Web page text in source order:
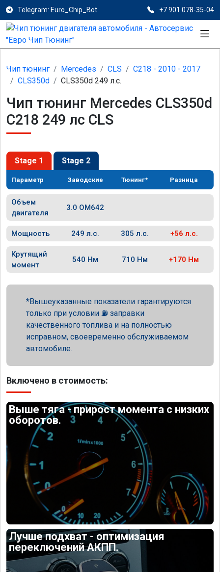
Telegram: Euro_Chip_Bot +7 901 078-35-04
Чип тюнинг Mercedes CLS
C218 - 2010 - 2017
CLS350d
CLS350d 249 л.с.
Чип тюнинг Mercedes CLS350d
C218 249 лс CLS
Stage 1 Stage 2
Параметр Заводские Тюнинг* Разница
Объем
двигателя
3.0 OM642
Мощность 249 л.с. 305 л.с. +56 л.с.
Крутящий
момент
540 Нм 710 Нм +170 Нм
Вышеуказанные показатели гарантируются
только при условии ⛽ заправки
качественного топлива и на полностью
исправном, своевременно обслуживаемом
автомобиле.
Включено в стоимость:
Выше тяга - прирост момента с низких
оборотов.
Лучше подхват - оптимизация
переключений АКПП.